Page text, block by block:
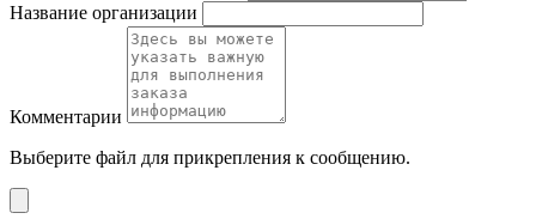
Название организации
Комментарии
Выберите файл для прикрепления к сообщению.